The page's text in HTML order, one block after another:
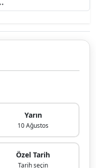
Yarın
10 Ağustos
Özel Tarih
Tarih seçin